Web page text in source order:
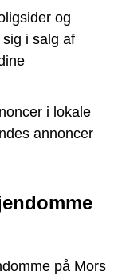
og
i salg af
i lokale
annoncer
på Mors